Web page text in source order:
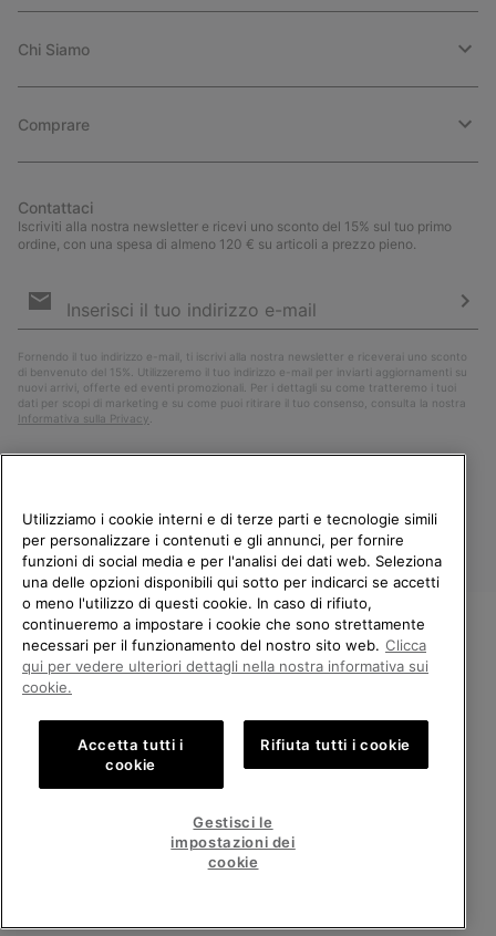
Chi Siamo
Comprare
Contattaci
Iscriviti alla nostra newsletter e ricevi uno sconto del 15% sul tuo primo
ordine, con una spesa di almeno 120 € su articoli a prezzo pieno.
e-
Fornendo il tuo indirizzo e-mail, ti iscrivi alla nostra newsletter e riceverai uno sconto
di benvenuto del 15%. Utilizzeremo il tuo indirizzo e-mail per inviarti aggiornamenti su
nuovi arrivi, offerte ed eventi promozionali. Per i dettagli su come tratteremo i tuoi
dati per scopi di marketing e su come puoi ritirare il tuo consenso, consulta la nostra
Informativa sulla Privacy
Italia
©2026Columbia Sportswear Company. Avenue des Morgines, 12 1213
Petit-Lancy Switzerland. Tutti i diritti riservati.
Politica sulla privacy Termini di utilizzo
Condizioni Generali di Vendita
Public CBCR
Servizio clienti: Lun. - Ven. 9:00 - 13:00 & 14:00 - 18:00
BENVENUTO/A IN SOREL.
SELEZIONA IL TUO PAESE DI
Shopping online disponibile
VISUALIZZA TUTTI I PAESI
Utilizziamo i cookie interni e di terze parti e tecnologie simili
per personalizzare i contenuti e gli annunci, per fornire
funzioni di social media e per l'analisi dei dati web. Seleziona
una delle opzioni disponibili qui sotto per indicarci se accetti
o meno l'utilizzo di questi cookie. In caso di rifiuto,
continueremo a impostare i cookie che sono strettamente
necessari per il funzionamento del nostro sito web. Clicca
qui per vedere ulteriori dettagli nella nostra informativa sui
cookie.
Accetta tutti i
cookie
Rifiuta tutti i cookie
Gestisci le
impostazioni dei
cookie